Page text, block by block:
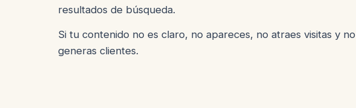
resultados de búsqueda.
Si tu contenido no es claro, no apareces, no atraes visitas y no
generas clientes.